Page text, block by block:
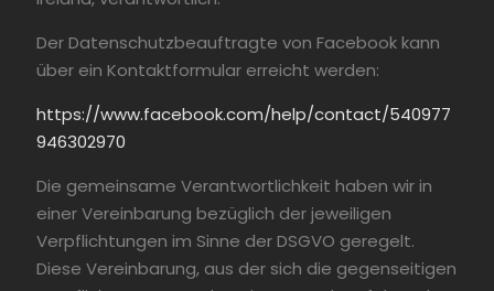
Der Datenschutzbeauftragte von Facebook kann
über ein Kontaktformular erreicht werden:
https://www.facebook.com/help/contact/540977
946302970
Die gemeinsame Verantwortlichkeit haben wir in
einer Vereinbarung bezüglich der jeweiligen
Verpflichtungen im Sinne der DSGVO geregelt.
Diese Vereinbarung, aus der sich die gegenseitigen